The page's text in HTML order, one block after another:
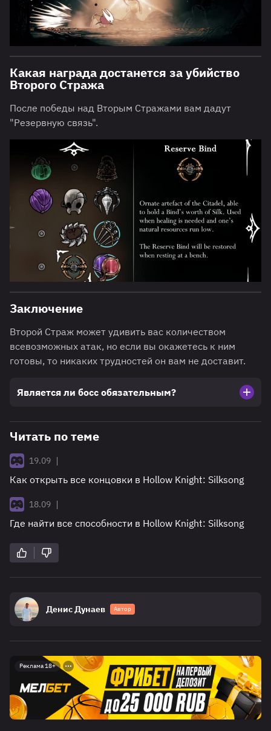
Какая награда достанется за убийство
Второго Стража
После победы над Вторым Стражами вам дадут
"Резервную связь".
Заключение
Второй Страж может удивить вас количеством
всевозможных атак, но если вы окажетесь к ним
готовы, то никаких трудностей он вам не доставит.
Является ли босс обязательным?
Читать по теме
19.09 |
Как открыть все концовки в Hollow Knight: Silksong
18.09 |
Где найти все способности в Hollow Knight: Silksong
Денис Дунаев Автор
Реклама 18+